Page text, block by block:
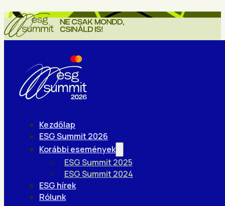
Kezdőlap
ESG Summit 2026
Korábbi események
ESG Summit 2025
ESG Summit 2024
ESG hírek
Rólunk